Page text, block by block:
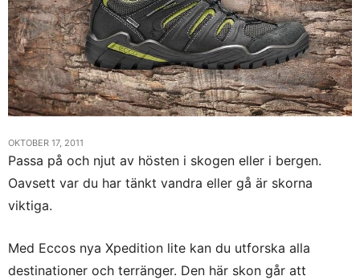
OKTOBER 17, 2011
Passa på och njut av hösten i skogen eller i bergen.
Oavsett var du har tänkt vandra eller gå är skorna
viktiga.
Med Eccos nya Xpedition lite kan du utforska alla
destinationer och terränger. Den här skon går att